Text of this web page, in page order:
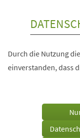
Durch die Nutzung
einverstanden, dass